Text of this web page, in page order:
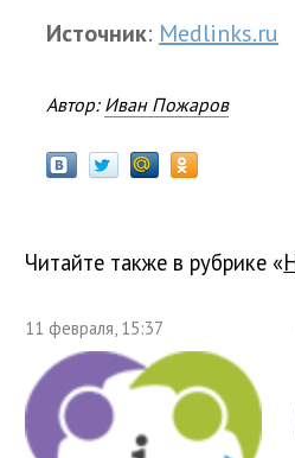
Источник: Medlinks.ru
Автор: Иван Пожаров
Читайте также в рубрике «
11 февраля, 15:37